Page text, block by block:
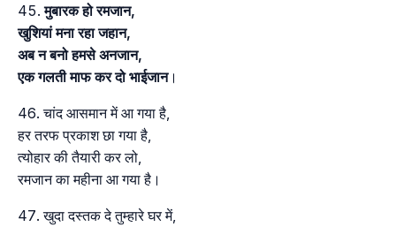
मुबारक हो रमजान,
खुशियां मना रहा जहान,
अब न बनो हमसे अनजान,
एक गलती माफ कर दो भाईजान।
चांद आसमान में आ गया है,
हर तरफ प्रकाश छा गया है,
त्योहार की तैयारी कर लो,
रमजान का महीना आ गया है।
खुदा दस्तक दे तुम्हारे घर में,